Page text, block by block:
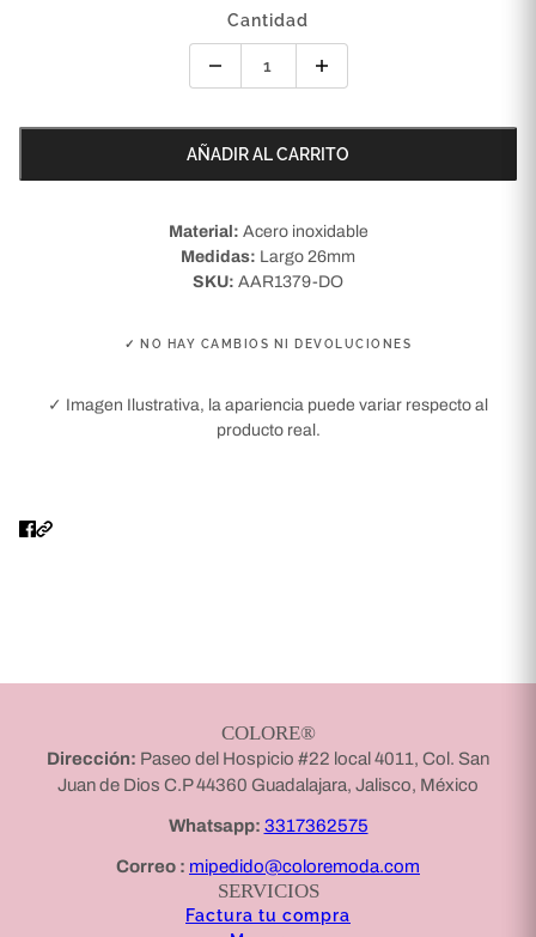
Cantidad
AÑADIR AL CARRITO
Material: Acero inoxidable
Medidas: Largo 26mm
SKU: AAR1379-DO
✓ NO HAY CAMBIOS NI DEVOLUCIONES
✓ Imagen Ilustrativa, la apariencia puede variar respecto al
producto real.
COLORE®
Dirección: Paseo del Hospicio #22 local 4011, Col. San
Juan de Dios C.P 44360 Guadalajara, Jalisco, México
Whatsapp: 3317362575
Correo : mipedido@coloremoda.com
SERVICIOS
Factura tu compra